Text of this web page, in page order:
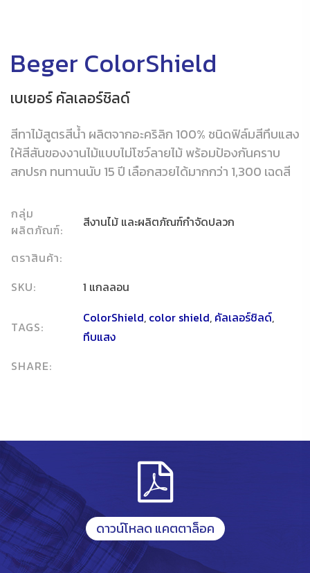
Beger ColorShield
เบเยอร์ คัลเลอร์ชิลด์
สีทาไม้สูตรสีน้ำ ผลิตจากอะคริลิก 100% ชนิดฟิล์มสีทึบแสง
ให้สีสันของงานไม้แบบไม่โชว์ลายไม้ พร้อมป้องกันคราบ
สกปรก ทนทานนับ 15 ปี เลือกสวยได้มากกว่า 1,300 เฉดสี
กลุ่ม
ผลิตภัณฑ์:
สีงานไม้ และผลิตภัณฑ์กำจัดปลวก
ตราสินค้า:
SKU:
1 แกลลอน
TAGS:
ColorShield, color shield, คัลเลอร์ชิลด์,
ทึบแสง
SHARE:
ดาวน์โหลด แคตตาล็อค